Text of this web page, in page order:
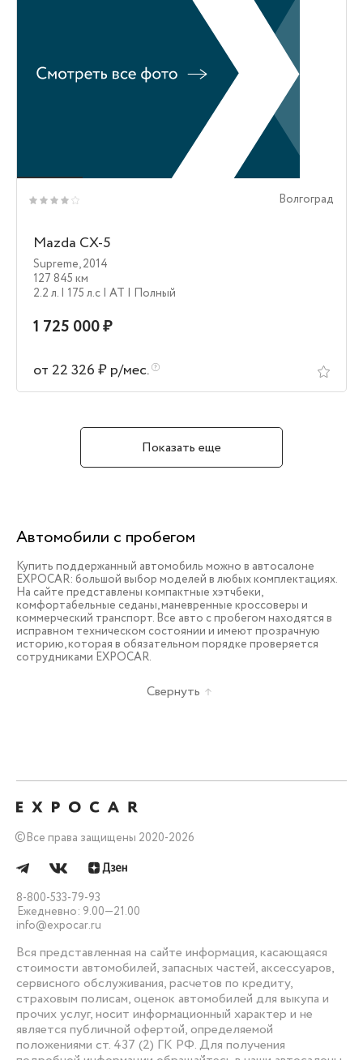
Волгоград
Mazda CX-5
Supreme,2014
127 845 км
2.2 л. | 175 л.c | AT | Полный
1 725 000 ₽
от 22 326 ₽ р/мес.
Показать еще
Автомобили с пробегом
Купить поддержанный автомобиль можно в автосалоне
EXPOCAR: большой выбор моделей в любых комплектациях.
На сайте представлены компактные хэтчбеки,
комфортабельные седаны, маневренные кроссоверы и
коммерческий транспорт. Все авто с пробегом находятся в
исправном техническом состоянии и имеют прозрачную
историю, которая в обязательном порядке проверяется
сотрудниками EXPOCAR.
Свернуть
©Все права защищены 2020-2026
8-800-533-79-93
Ежедневно: 9.00—21.00
info@expocar.ru
Вся представленная на сайте информация, касающаяся
стоимости автомобилей, запасных частей, аксессуаров,
сервисного обслуживания, расчетов по кредиту,
страховым полисам, оценок автомобилей для выкупа и
прочих услуг, носит информационный характер и не
является публичной офертой, определяемой
положениями ст. 437 (2) ГК РФ. Для получения